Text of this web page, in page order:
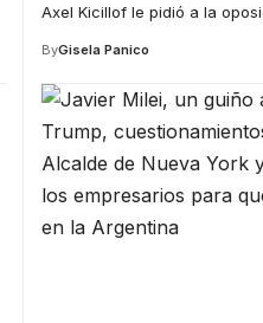
Axel Kicillof le pidió a la
ByGisela Panico